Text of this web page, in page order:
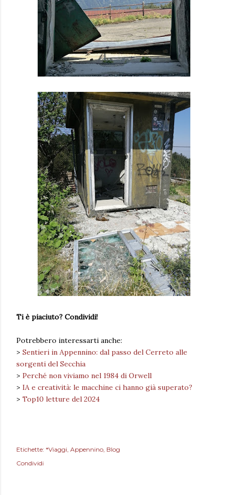
Ti è piaciuto? Condividi!
Potrebbero interessarti anche:
> Sentieri in Appennino: dal passo del Cerreto alle
sorgenti del Secchia
> Perché non viviamo nel 1984 di Orwell
> IA e creatività: le macchine ci hanno già superato?
> Top10 letture del 2024
Etichette: *Viaggi Appennino Blog
Condividi